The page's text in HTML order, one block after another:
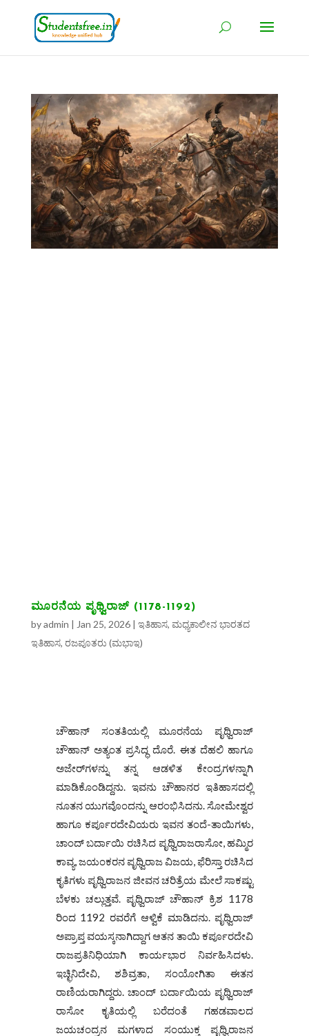
ಮೂರನೆಯ ಪೃಥ್ವಿರಾಜ್ (1178-1192)
byadmin | Jan 25, 2026| ಇತಿಹಾಸ, ಮಧ್ಯಕಾಲೀನ ಭಾರತದ
ಇತಿಹಾಸ, ರಜಪೂತರು (ಮಭಾಇ)
ಚೌಹಾನ್ ಸಂತತಿಯಲ್ಲಿ ಮೂರನೆಯ ಪೃಥ್ವಿರಾಜ್
ಚೌಹಾನ್ ಅತ್ಯಂತ ಪ್ರಸಿದ್ಧ ದೊರೆ. ಈತ ದೆಹಲಿ ಹಾಗೂ
ಅಜೇರ್‌ಗಳನ್ನು ತನ್ನ ಆಡಳಿತ ಕೇಂದ್ರಗಳನ್ನಾಗಿ
ಮಾಡಿಕೊಂಡಿದ್ದನು. ಇವನು ಚೌಹಾನರ ಇತಿಹಾಸದಲ್ಲಿ
ನೂತನ ಯುಗವೊಂದನ್ನು ಆರಂಭಿಸಿದನು. ಸೋಮೇಶ್ವರ
ಹಾಗೂ ಕರ್ಪೂರದೇವಿಯರು ಇವನ ತಂದೆ-ತಾಯಿಗಳು,
ಚಾಂದ್‌ ಬರ್ದಾಯಿ ರಚಿಸಿದ ಪೃಥ್ವಿರಾಜರಾಸೋ, ಹಮ್ಮಿರ
ಕಾವ್ಯ, ಜಯಂಕರನ ಪೃಥ್ವಿರಾಜ ವಿಜಯ, ಫೆರಿಸ್ತಾ ರಚಿಸಿದ
ಕೃತಿಗಳು ಪೃಥ್ವಿರಾಜನ ಜೀವನ ಚರಿತ್ರೆಯ ಮೇಲೆ ಸಾಕಷ್ಟು
ಬೆಳಕು ಚಲ್ಲುತ್ತವೆ. ಪೃಥ್ವಿರಾಜ್ ಚೌಹಾನ್ ಕ್ರಿಶ 1178
ರಿಂದ 1192 ರವರೆಗೆ ಆಳ್ವಿಕೆ ಮಾಡಿದನು. ಪೃಥ್ವಿರಾಜ್
ಅಪ್ರಾಪ್ತ ವಯಸ್ಕನಾಗಿದ್ದಾಗ ಆತನ ತಾಯಿ ಕರ್ಪೂರದೇವಿ
ರಾಜಪ್ರತಿನಿಧಿಯಾಗಿ ಕಾರ್ಯಭಾರ ನಿರ್ವಹಿಸಿದಳು.
ಇಚ್ಛಿನಿದೇವಿ, ಶಶಿವ್ರತಾ, ಸಂಯೋಗಿತಾ ಈತನ
ರಾಣಿಯರಾಗಿದ್ದರು. ಚಾಂದ್ ಬರ್ದಾಯಿಯ ಪೃಥ್ವಿರಾಜ್
ರಾಸೋ ಕೃತಿಯಲ್ಲಿ ಬರೆದಂತೆ ಗಹಡವಾಲದ
ಜಯಚಂದ್ರನ ಮಗಳಾದ ಸಂಯುಕ್ತ ಪೃಥ್ವಿರಾಜನ